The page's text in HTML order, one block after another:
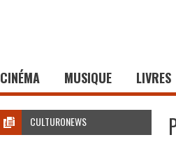
CINÉMA MUSIQUE LIVRES
CULTURONEWS